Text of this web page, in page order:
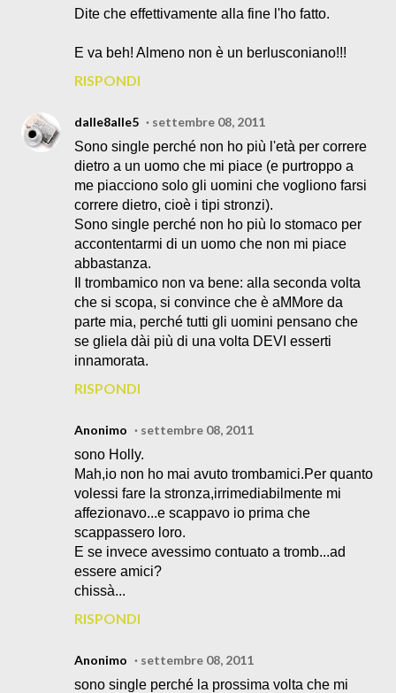
Dite che effettivamente alla fine l'ho fatto.
E va beh! Almeno non è un berlusconiano!!!
RISPONDI
dalle8alle5
settembre 08, 2011
Sono single perché non ho più l'età per correre
dietro a un uomo che mi piace (e purtroppo a
me piacciono solo gli uomini che vogliono farsi
correre dietro, cioè i tipi stronzi).
Sono single perché non ho più lo stomaco per
accontentarmi di un uomo che non mi piace
abbastanza.
Il trombamico non va bene: alla seconda volta
che si scopa, si convince che è aMMore da
parte mia, perché tutti gli uomini pensano che
se gliela dài più di una volta DEVI esserti
innamorata.
RISPONDI
Anonimo
settembre 08, 2011
sono Holly.
Mah,io non ho mai avuto trombamici.Per quanto
volessi fare la stronza,irrimediabilmente mi
affezionavo...e scappavo io prima che
scappassero loro.
E se invece avessimo contuato a tromb...ad
essere amici?
chissà...
RISPONDI
Anonimo
settembre 08, 2011
sono single perché la prossima volta che mi